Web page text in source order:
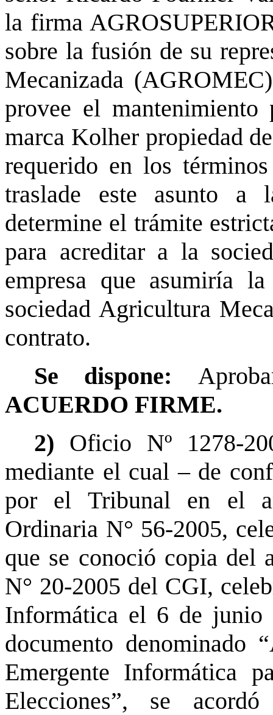
la firma
sobre la fusión de su
Mecanizada
provee el
marca Kolher propiedad
requerido en los
traslade este asunto a
determine el trámite
para acreditar a la
empresa que asumiría
sociedad Agricultura
contrato.
Se dispone:
ACUERDO FIRME.
2) Oficio Nº 1278-
mediante el cual – de
por el Tribunal en el
Ordinaria N° 56-2005,
que se conoció copia del
N° 20-2005 del CGI,
Informática el 6 de junio
documento denominado
Emergente Informática
Elecciones”, se